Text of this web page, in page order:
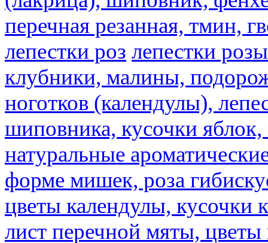
перечная резанная, тмин,
лепестки роз лепестки розы
клубники, малины,
ноготков (календулы),
шиповника, кусочки
натуральные
форме мишек, роза
цветы календулы, кусочки
лист перечной мяты,